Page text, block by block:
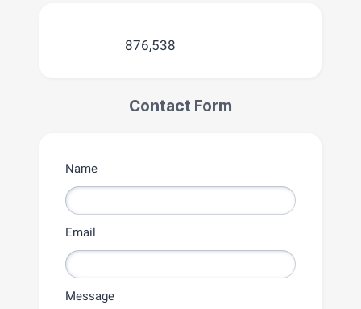
876,538
Contact Form
Name
Email
Message